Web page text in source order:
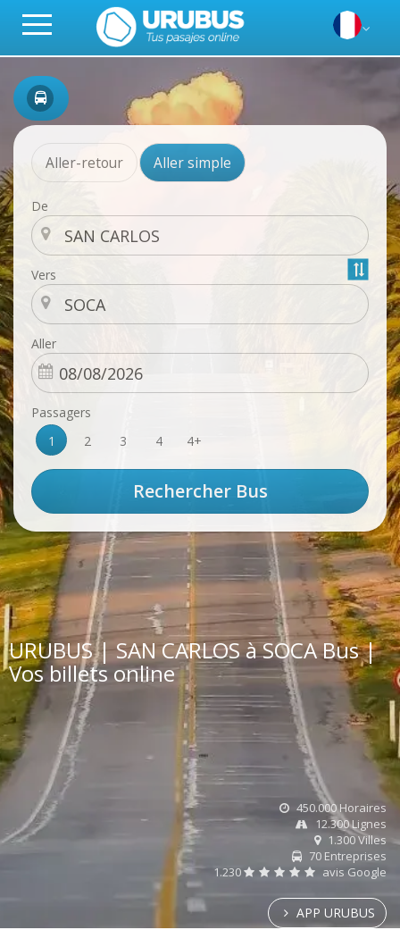
Aller-retour Aller simple
De
Vers
Aller
Passagers
1
2 3 4 4+
URUBUS | SAN CARLOS à SOCA Bus |
Vos billets online
450.000 Horaires
12.300 Lignes
1.300 Villes
70 Entreprises
1.230
avis Google
APP URUBUS